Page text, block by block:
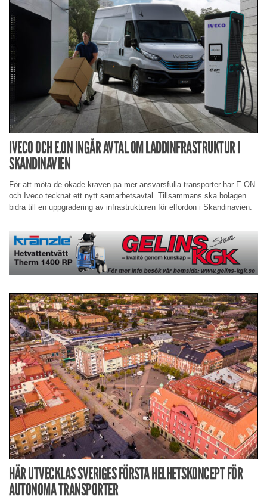
IVECO OCH E.ON INGÅR AVTAL OM LADDINFRASTRUKTUR I
SKANDINAVIEN
För att möta de ökade kraven på mer ansvarsfulla transporter har E.ON
och Iveco tecknat ett nytt samarbetsavtal. Tillsammans ska bolagen
bidra till en uppgradering av infrastrukturen för elfordon i Skandinavien.
HÄR UTVECKLAS SVERIGES FÖRSTA HELHETSKONCEPT FÖR
AUTONOMA TRANSPORTER